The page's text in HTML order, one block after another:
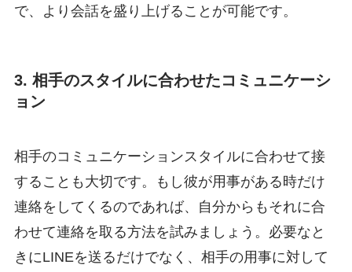
で、より会話を盛り上げることが可能です。
3. 相手のスタイルに合わせたコミュニケーシ
ョン
相手のコミュニケーションスタイルに合わせて接
することも大切です。もし彼が用事がある時だけ
連絡をしてくるのであれば、自分からもそれに合
わせて連絡を取る方法を試みましょう。必要なと
きにLINEを送るだけでなく、相手の用事に対して